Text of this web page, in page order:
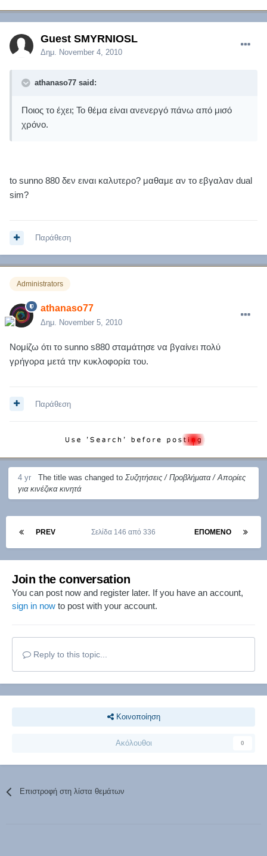
Guest SMYRNIOSL
Δημ. November 4, 2010
athanaso77 said:
Ποιος το έχει; Το θέμα είναι ανενεργό πάνω από μισό
χρόνο.
to sunno 880 δεν ειναι καλυτερο? μαθαμε αν το εβγαλαν dual
sim?
Παράθεση
Administrators
athanaso77
Δημ. November 5, 2010
Νομίζω ότι το sunno s880 σταμάτησε να βγαίνει πολύ
γρήγορα μετά την κυκλοφορία του.
Παράθεση
4 yr The title was changed to Συζητήσεις / Προβλήματα / Απορίες
για κινέζικα κινητά
PREV ΕΠΌΜΕΝΟ
Σελίδα 146 από 336
Join the conversation
You can post now and register later. If you have an account,
sign in now to post with your account.
Reply to this topic...
Κοινοποίηση
Ακόλουθοι 0
Επιστροφή στη λίστα θεμάτων